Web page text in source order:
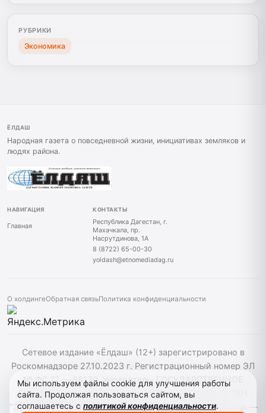
РУБРИКИ
Экономика
ЁЛДАШ
Народная газета о повседневной жизни, инициативах земляков и
людях района.
НАВИГАЦИЯ
Главная
КОНТАКТЫ
Республика Дагестан, г.
Махачкала, пр.
Насрутдинова, 1А
8 (8722) 65-00-30
yoldash@etnomediadag.ru
О холдингеОбратная связьПолитика конфиденциальности
Сетевое издание «Ёлдаш» (12+) зарегистрировано в
Роскомнадзоре 27.10.2023 г. Регистрационный номер ЭЛ
№ ФС 77 — 86130. Учредитель: ГОСУДАРСТВЕННОЕ
БЮДЖЕТНОЕ УЧРЕЖДЕНИЕ РЕСПУБЛИКИ ДАГЕСТАН
"ЭТНОМЕДИАХОЛДИНГ "ДАГЕСТАН" главный редактор —
Мы используем файлы cookie для улучшения работы
сайта. Продолжая пользоваться сайтом, вы
соглашаетесь с политикой конфиденциальности.